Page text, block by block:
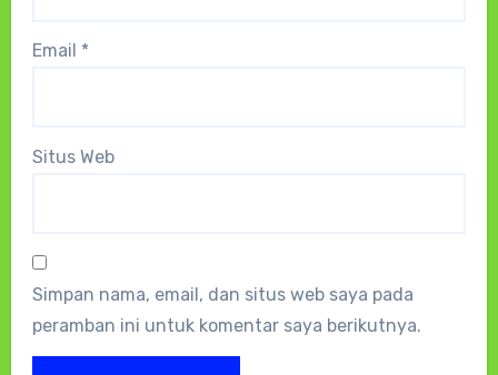
Email *
Situs Web
Simpan nama, email, dan situs web saya pada
peramban ini untuk komentar saya berikutnya.